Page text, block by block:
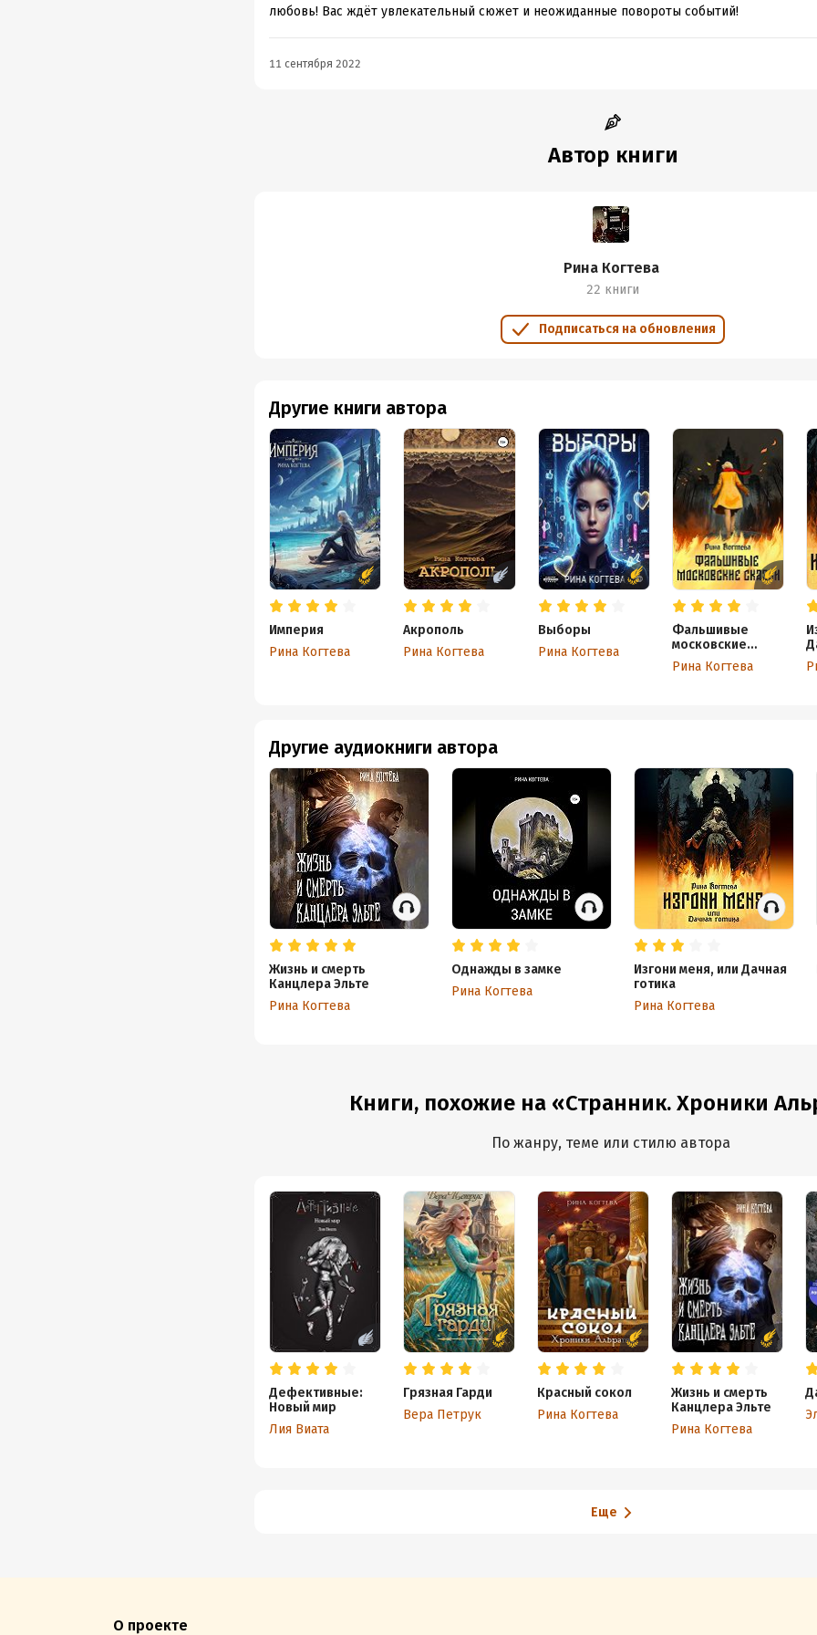
любовь! Вас ждёт увлекательный сюжет и неожиданные повороты событий!
11 сентября 2022
Автор книги
Рина Когтева
22 книги
Подписаться на обновления
Другие книги автора
Империя
Рина Когтева
Акрополь
Рина Когтева
Выборы
Рина Когтева
Фальшивые
московские
сказки
Рина Когтева
Другие аудиокниги автора
Жизнь и смерть
Канцлера Эльте
Рина Когтева
Однажды в замке
Рина Когтева
Изгони меня, или Дачная
готика
Рина Когтева
Книги, похожие на «Странник. Хроники
По жанру, теме или стилю автора
Дефективные:
Новый мир
Лия Виата
Грязная Гарди
Вера Петрук
Красный сокол
Рина Когтева
Жизнь и смерть
Канцлера Эльте
Рина Когтева
Еще
О проекте